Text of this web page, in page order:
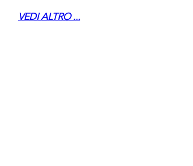
VEDI ALTRO ...